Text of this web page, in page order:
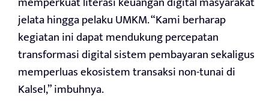
jelata hingga pelaku UMKM. “Kami berharap
kegiatan ini dapat mendukung percepatan
transformasi digital sistem pembayaran sekaligus
memperluas ekosistem transaksi non-tunai di
Kalsel,” imbuhnya.